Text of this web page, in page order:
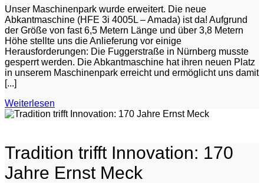
Unser Maschinenpark wurde erweitert. Die neue
Abkantmaschine (HFE 3i 4005L – Amada) ist da! Aufgrund
der Größe von fast 6,5 Metern Länge und über 3,8 Metern
Höhe stellte uns die Anlieferung vor einige
Herausforderungen: Die Fuggerstraße in Nürnberg musste
gesperrt werden. Die Abkantmaschine hat ihren neuen Platz
in unserem Maschinenpark erreicht und ermöglicht uns damit
[...]
Weiterlesen
Tradition trifft Innovation: 170
Jahre Ernst Meck